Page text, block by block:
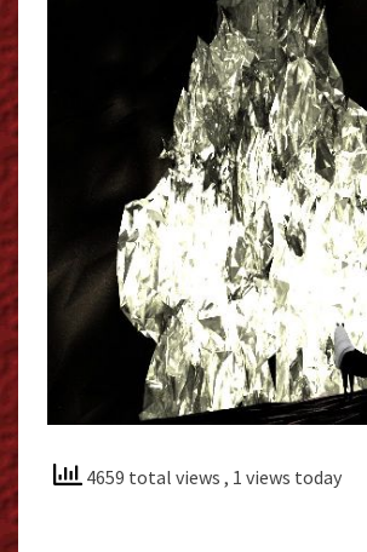
4659 total views , 1 views today